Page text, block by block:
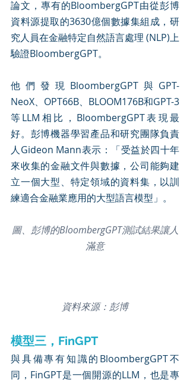
論文，專有的BloombergGPT由從彭博
資料源提取的3630億個數據集組成，研
究人員在金融特定自然語言處理 (NLP)上
驗證BloombergGPT。
他們發現BloombergGPT與GPT-
NeoX、OPT66B、BLOOM176B和GPT-3
等LLM相比，BloombergGPT表現最
好。彭博機器學習產品和研究團隊負責
人Gideon Mann表示：「受益於四十年
來收集的金融文件與數據，公司能夠建
立一個大型、特定領域的資料集，以訓
練適合金融業應用的大型語言模型」。
圖、彭博的BloombergGPT測試結果讓人
滿意
資料來源：彭博
模型三，FinGPT
與具備專有知識的BloombergGPT不
同，FinGPT是一個開源的LLM，也是專